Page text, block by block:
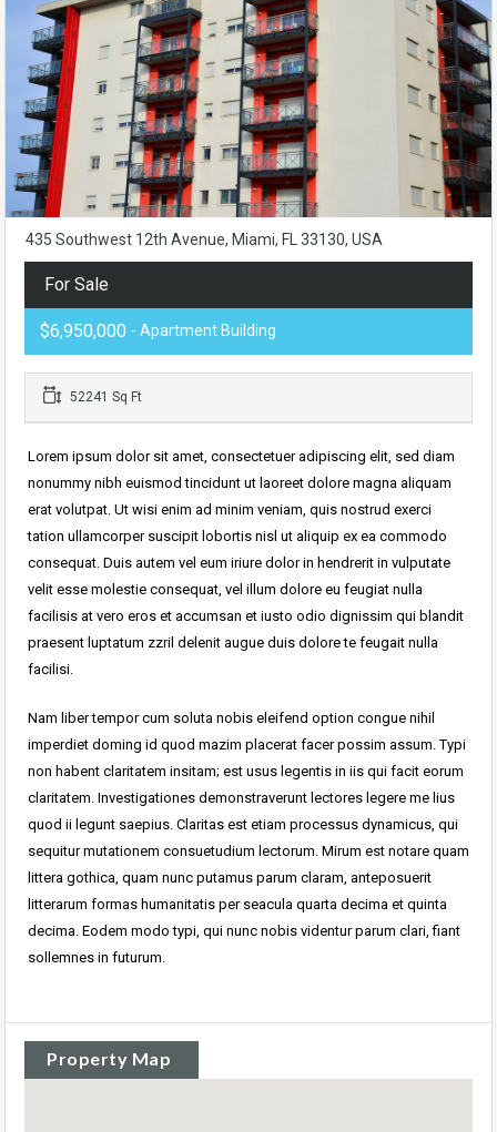
435 Southwest 12th Avenue, Miami, FL 33130, USA
For Sale
$6,950,000 - Apartment Building
52241 Sq Ft
Lorem ipsum dolor sit amet, consectetuer adipiscing elit, sed diam
nonummy nibh euismod tincidunt ut laoreet dolore magna aliquam
erat volutpat. Ut wisi enim ad minim veniam, quis nostrud exerci
tation ullamcorper suscipit lobortis nisl ut aliquip ex ea commodo
consequat. Duis autem vel eum iriure dolor in hendrerit in vulputate
velit esse molestie consequat, vel illum dolore eu feugiat nulla
facilisis at vero eros et accumsan et iusto odio dignissim qui blandit
praesent luptatum zzril delenit augue duis dolore te feugait nulla
facilisi.
Nam liber tempor cum soluta nobis eleifend option congue nihil
imperdiet doming id quod mazim placerat facer possim assum. Typi
non habent claritatem insitam; est usus legentis in iis qui facit eorum
claritatem. Investigationes demonstraverunt lectores legere me lius
quod ii legunt saepius. Claritas est etiam processus dynamicus, qui
sequitur mutationem consuetudium lectorum. Mirum est notare quam
littera gothica, quam nunc putamus parum claram, anteposuerit
litterarum formas humanitatis per seacula quarta decima et quinta
decima. Eodem modo typi, qui nunc nobis videntur parum clari, fiant
sollemnes in futurum.
Property Map